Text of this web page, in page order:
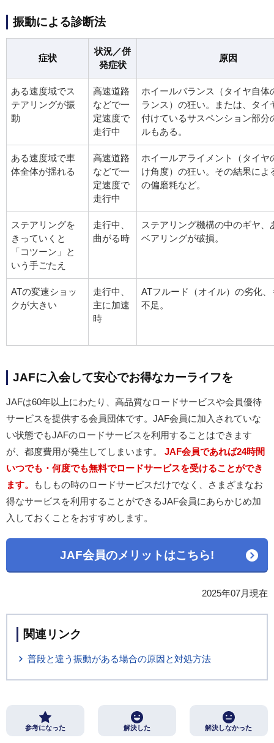
振動による診断法
症状
状況／併
発症状
原因
ある速度域でス
テアリングが振
動
高速道路
などで一
定速度で
走行中
ホイールバランス（タイヤ自体
ランス）の狂い。または、タイ
付けているサスペンション部分
ルもある。
ある速度域で車
体全体が揺れる
高速道路
などで一
定速度で
走行中
ホイールアライメント（タイヤ
け角度）の狂い。その結果によ
の偏磨耗など。
ステアリングを
きっていくと
「コツーン」と
いう手ごたえ
走行中、
曲がる時
ステアリング機構の中のギヤ、
ベアリングが破損。
ATの変速ショッ
クが大きい
走行中、
主に加速
時
ATフルード（オイル）の劣化
不足。
JAFに入会して安心でお得なカーライフを
JAFは60年以上にわたり、高品質なロードサービスや会員優待
サービスを提供する会員団体です。JAF会員に加入されていな
い状態でもJAFのロードサービスを利用することはできます
が、都度費用が発生してしまいます。 JAF会員であれば24時間
いつでも・何度でも無料でロードサービスを受けることができ
ます。
もしもの時のロードサービスだけでなく、さまざまなお
得なサービスを利用することができるJAF会員にあらかじめ加
入しておくことをおすすめします。
JAF会員のメリットはこちら!
2025年07月現在
関連リンク
普段と違う振動がある場合の原因と対処方法
参考になった 解決した 解決しなかった